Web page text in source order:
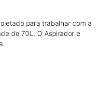
para trabalhar com a
de 70L. O Aspirador e